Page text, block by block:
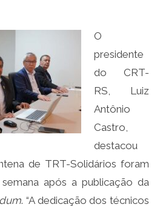
O
presidente
do CRT-
RS, Luiz
Antônio
Castro,
destacou
de TRT-Solidários foram
após a publicação da
. “A dedicação dos técnicos